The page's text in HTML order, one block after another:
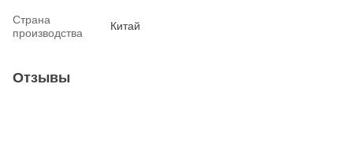
Страна
производства
Китай
Отзывы